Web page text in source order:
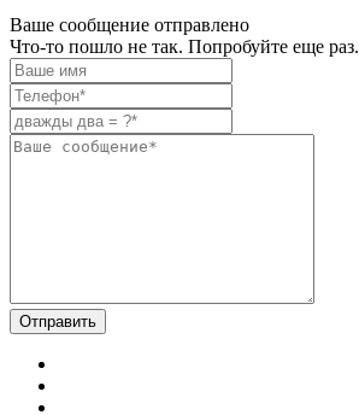
Ваше сообщение отправлено
Что-то пошло не так. Попробуйте еще раз.